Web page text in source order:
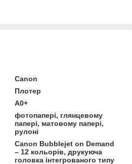
Canon
Плотер
A0+
фотопапері, глянцевому
папері, матовому папері,
рулоні
Canon Bubblejet on Demand
– 12 кольорів, друкуюча
головка інтегрованого типу